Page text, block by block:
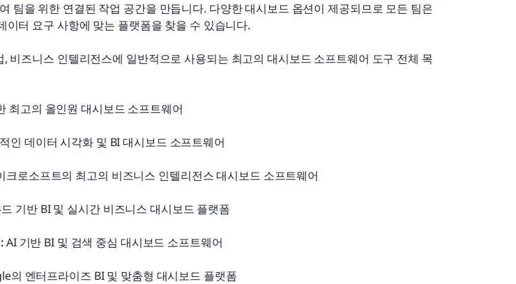
팀을 위한 연결된 작업 공간을 만듭니다. 다양한 대시보드 옵션이 제공되므로 모든 팀은
이터 요구 사항에 맞는 플랫폼을 찾을 수 있습니다.
, 비즈니스 인텔리전스에 일반적으로 사용되는 최고의 대시보드 소프트웨어 도구 전체 목
최고의 올인원 대시보드 소프트웨어
인 데이터 시각화 및 BI 대시보드 소프트웨어
크로소프트의 최고의 비즈니스 인텔리전스 대시보드 소프트웨어
기반 BI 및 실시간 비즈니스 대시보드 플랫폼
AI 기반 BI 및 검색 중심 대시보드 소프트웨어
의 엔터프라이즈 BI 및 맞춤형 대시보드 플랫폼